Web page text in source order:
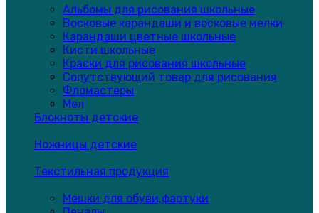
Альбомы для рисования школьные
Восковые карандаши и восковые мелки
Карандаши цветные школьные
Кисти школьные
Краски для рисования школьные
Сопутствующий товар для рисования
Фломастеры
Мел
Блокноты детские
Ножницы детские
Текстильная продукция
Мешки для обуви,фартуки